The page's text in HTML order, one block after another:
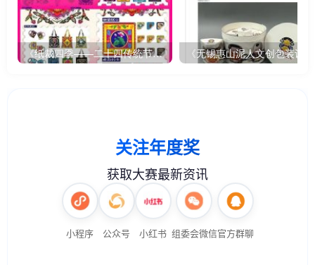
《纸裁四季——二十四传统节气文创设计》 《无锡惠山泥人文创包装设